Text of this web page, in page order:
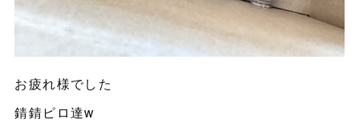
お疲れ様でした
錆錆ピロ達w